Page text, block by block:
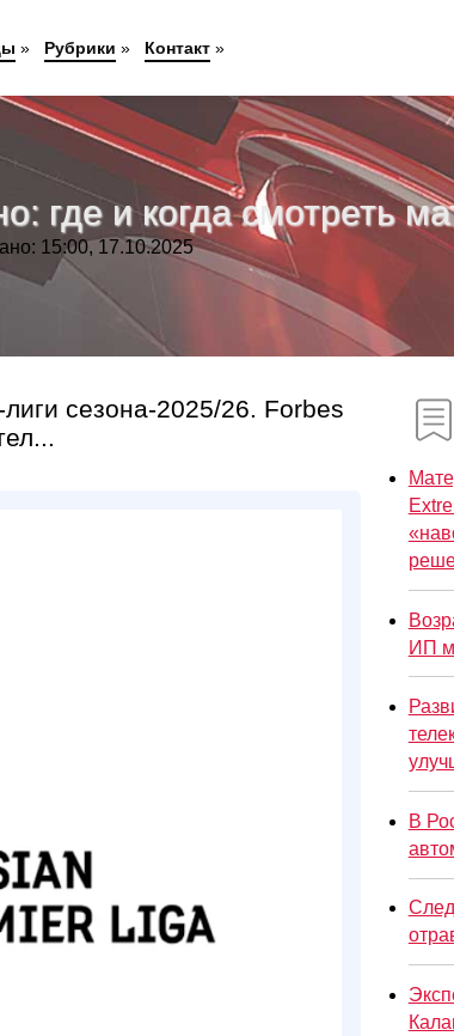
где и когда смотреть
15:00, 17.10.2025
сезона-2025/26. Forbes
ИП
В
» Рубрики » Контакт»